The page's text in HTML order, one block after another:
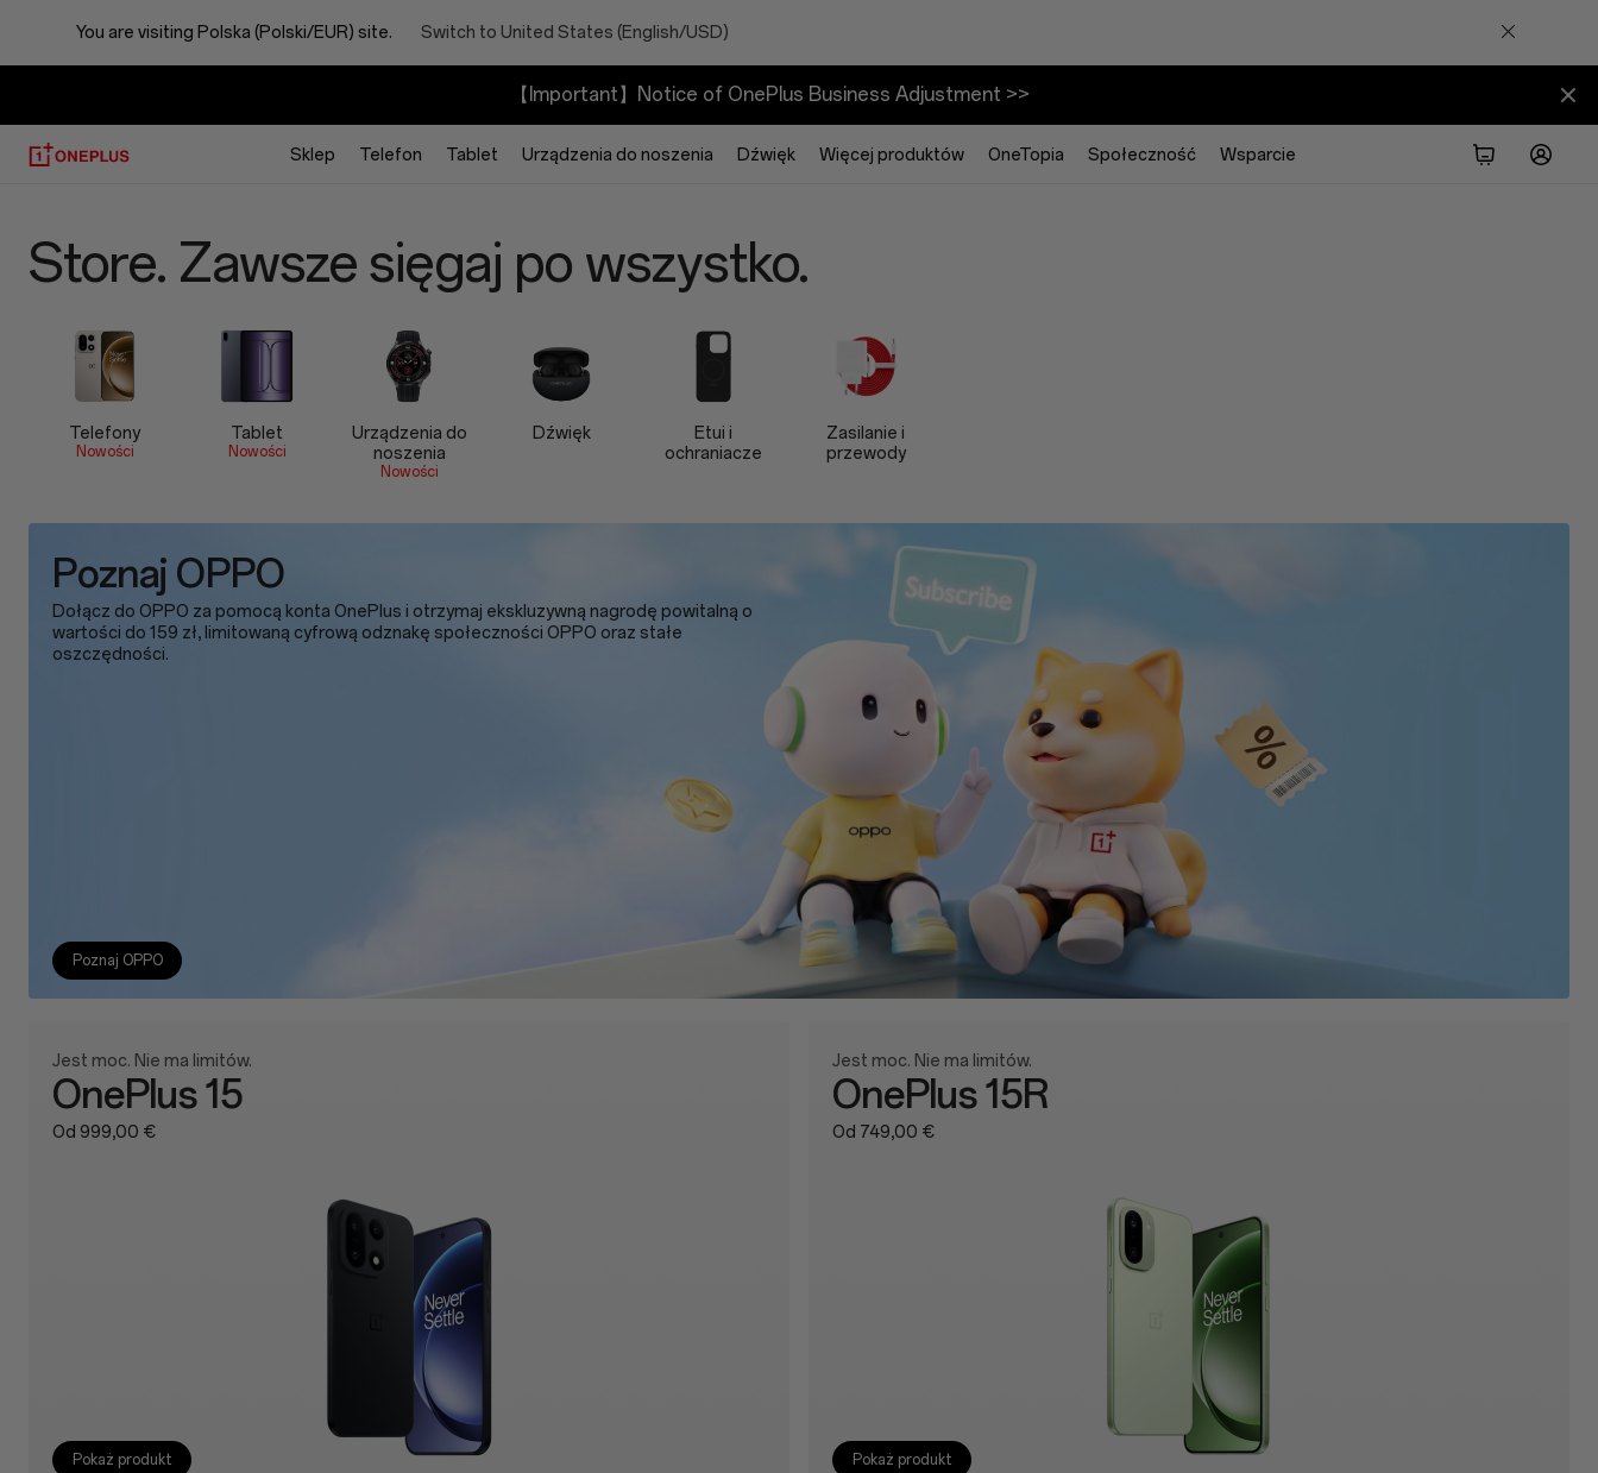
You are visiting Polska (Polski/EUR) site. Switch to United States (English/USD)
【Important】Notice of OnePlus Business Adjustment >>
Sklep Telefon Tablet Urządzenia do noszenia Dźwięk Więcej produktów OneTopia Społeczność Wsparcie
sklep
OnePlus
Store. Zawsze sięgaj po wszystko.
Telefony
Nowości
Tablet
Nowości
Urządzenia do
noszenia
Nowości
Dźwięk
Etui i
ochraniacze
Zasilanie i
przewody
Poznaj OPPO
Dołącz do OPPO za pomocą konta OnePlus i otrzymaj ekskluzywną nagrodę powitalną o
wartości do 159 zł, limitowaną cyfrową odznakę społeczności OPPO oraz stałe
oszczędności.
Poznaj OPPO
Jest moc. Nie ma limitów.
OnePlus 15
Od 999,00 €
Pokaż produkt
Jest moc. Nie ma limitów.
OnePlus 15R
Od 749,00 €
Pokaż produkt